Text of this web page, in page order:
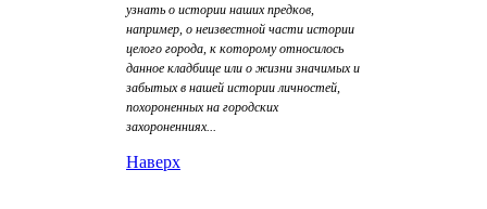
узнать о истории наших предков,
например, о неизвестной части истории
целого города, к которому относилось
данное кладбище или о жизни значимых и
забытых в нашей истории личностей,
похороненных на городских
захороненниях...
Наверх